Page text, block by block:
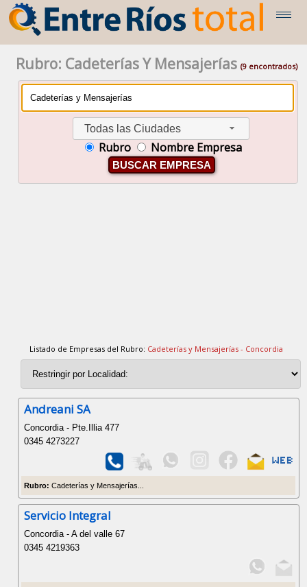
Rubro: Cadeterías Y Mensajerías (9 encontrados)
Todas las Ciudades
Rubro Nombre Empresa
BUSCAR EMPRESA
Listado de Empresas del Rubro: Cadeterías y Mensajerías - Concordia
Andreani SA
Concordia - Pte.Illia 477
0345 4273227
Rubro: Cadeterías y Mensajerías...
Servicio Integral
Concordia - A del valle 67
0345 4219363